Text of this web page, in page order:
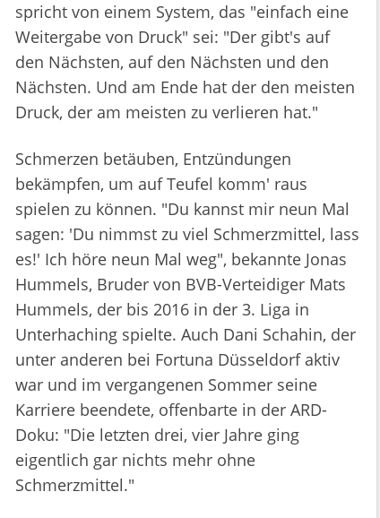
spricht von einem System, das "einfach eine
Weitergabe von Druck" sei: "Der gibt's auf
den Nächsten, auf den Nächsten und den
Nächsten. Und am Ende hat der den meisten
Druck, der am meisten zu verlieren hat."
Schmerzen betäuben, Entzündungen
bekämpfen, um auf Teufel komm' raus
spielen zu können. "Du kannst mir neun Mal
sagen: 'Du nimmst zu viel Schmerzmittel, lass
es!' Ich höre neun Mal weg", bekannte Jonas
Hummels, Bruder von BVB-Verteidiger Mats
Hummels, der bis 2016 in der 3. Liga in
Unterhaching spielte. Auch Dani Schahin, der
unter anderen bei Fortuna Düsseldorf aktiv
war und im vergangenen Sommer seine
Karriere beendete, offenbarte in der ARD-
Doku: "Die letzten drei, vier Jahre ging
eigentlich gar nichts mehr ohne
Schmerzmittel."